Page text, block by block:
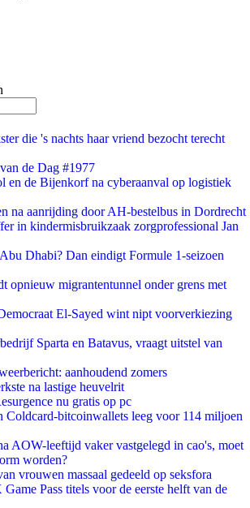
die 's nachts haar vriend bezocht terecht
de Dag #1977
en de Bijenkorf na cyberaanval op logistiek
na aanrijding door AH-bestelbus in Dordrecht
in kindermisbruikzaak zorgprofessional Jan
Dhabi? Dan eindigt Formule 1-seizoen
opnieuw migrantentunnel onder grens met
El-Sayed wint nipt voorverkiezing
Sparta en Batavus, vraagt uitstel van
aanhoudend zomers
na lastige heuvelrit
nu gratis op pc
Coldcard-bitcoinwallets leeg voor 114 miljoen
AOW-leeftijd vaker vastgelegd in cao's, moet
worden?
vrouwen massaal gedeeld op seksfora
Pass titels voor de eerste helft van de